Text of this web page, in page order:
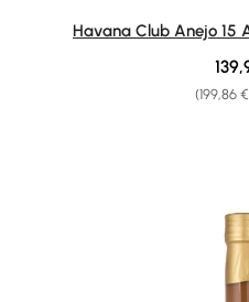
Durchschnittliche
Havana Club Anejo 15
(199,86